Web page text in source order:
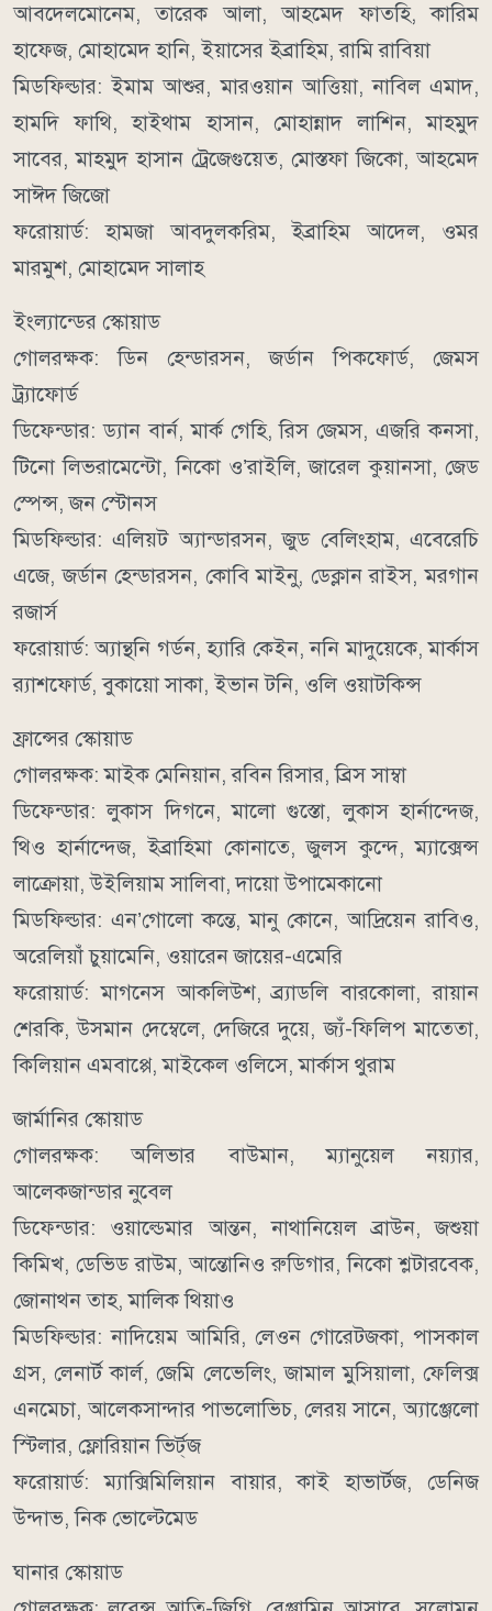
আবদেলমোনেম, তারেক আলা, আহমেদ ফাতহি, কারিম
হাফেজ, মোহামেদ হানি, ইয়াসের ইব্রাহিম, রামি রাবিয়া
মিডফিল্ডার: ইমাম আশুর, মারওয়ান আত্তিয়া, নাবিল এমাদ,
হামদি ফাথি, হাইথাম হাসান, মোহান্নাদ লাশিন, মাহমুদ
সাবের, মাহমুদ হাসান ট্রেজেগুয়েত, মোস্তফা জিকো, আহমেদ
সাঈদ জিজো
ফরোয়ার্ড: হামজা আবদুলকরিম, ইব্রাহিম আদেল, ওমর
মারমুশ, মোহামেদ সালাহ
ইংল্যান্ডের স্কোয়াড
গোলরক্ষক: ডিন হেন্ডারসন, জর্ডান পিকফোর্ড, জেমস
ট্র্যাফোর্ড
ডিফেন্ডার: ড্যান বার্ন, মার্ক গেহি, রিস জেমস, এজরি কনসা,
টিনো লিভরামেন্টো, নিকো ও’রাইলি, জারেল কুয়ানসা, জেড
স্পেন্স, জন স্টোনস
মিডফিল্ডার: এলিয়ট অ্যান্ডারসন, জুড বেলিংহাম, এবেরেচি
এজে, জর্ডান হেন্ডারসন, কোবি মাইনু, ডেক্লান রাইস, মরগান
রজার্স
ফরোয়ার্ড: অ্যান্থনি গর্ডন, হ্যারি কেইন, ননি মাদুয়েকে, মার্কাস
র‍্যাশফোর্ড, বুকায়ো সাকা, ইভান টনি, ওলি ওয়াটকিন্স
ফ্রান্সের স্কোয়াড
গোলরক্ষক: মাইক মেনিয়ান, রবিন রিসার, ব্রিস সাম্বা
ডিফেন্ডার: লুকাস দিগনে, মালো গুস্তো, লুকাস হার্নান্দেজ,
থিও হার্নান্দেজ, ইব্রাহিমা কোনাতে, জুলস কুন্দে, ম্যাক্সেন্স
লাক্রোয়া, উইলিয়াম সালিবা, দায়ো উপামেকানো
মিডফিল্ডার: এন’গোলো কন্তে, মানু কোনে, আদ্রিয়েন রাবিও,
অরেলিয়াঁ চুয়ামেনি, ওয়ারেন জায়ের-এমেরি
ফরোয়ার্ড: মাগনেস আকলিউশ, ব্র্যাডলি বারকোলা, রায়ান
শেরকি, উসমান দেম্বেলে, দেজিরে দুয়ে, জ্যঁ-ফিলিপ মাতেতা,
কিলিয়ান এমবাপ্পে, মাইকেল ওলিসে, মার্কাস থুরাম
জার্মানির স্কোয়াড
গোলরক্ষক: অলিভার বাউমান, ম্যানুয়েল নয়্যার,
আলেকজান্ডার নুবেল
ডিফেন্ডার: ওয়াল্ডেমার আন্তন, নাথানিয়েল ব্রাউন, জশুয়া
কিমিখ, ডেভিড রাউম, আন্তোনিও রুডিগার, নিকো শ্লটারবেক,
জোনাথন তাহ, মালিক থিয়াও
মিডফিল্ডার: নাদিয়েম আমিরি, লেওন গোরেটজকা, পাসকাল
গ্রস, লেনার্ট কার্ল, জেমি লেভেলিং, জামাল মুসিয়ালা, ফেলিক্স
এনমেচা, আলেকসান্দার পাভলোভিচ, লেরয় সানে, অ্যাঞ্জেলো
স্টিলার, ফ্লোরিয়ান ভির্ট্‌জ
ফরোয়ার্ড: ম্যাক্সিমিলিয়ান বায়ার, কাই হাভার্টজ, ডেনিজ
উন্দাভ, নিক ভোল্টেমেড
ঘানার স্কোয়াড